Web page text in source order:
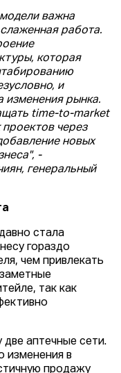
важна
работа.
которая
и
изменения рынка.
time-to-market
через
новых
-
генеральный
стала
гораздо
чем привлекать
так как
две аптечные сети.
изменения в
продажу